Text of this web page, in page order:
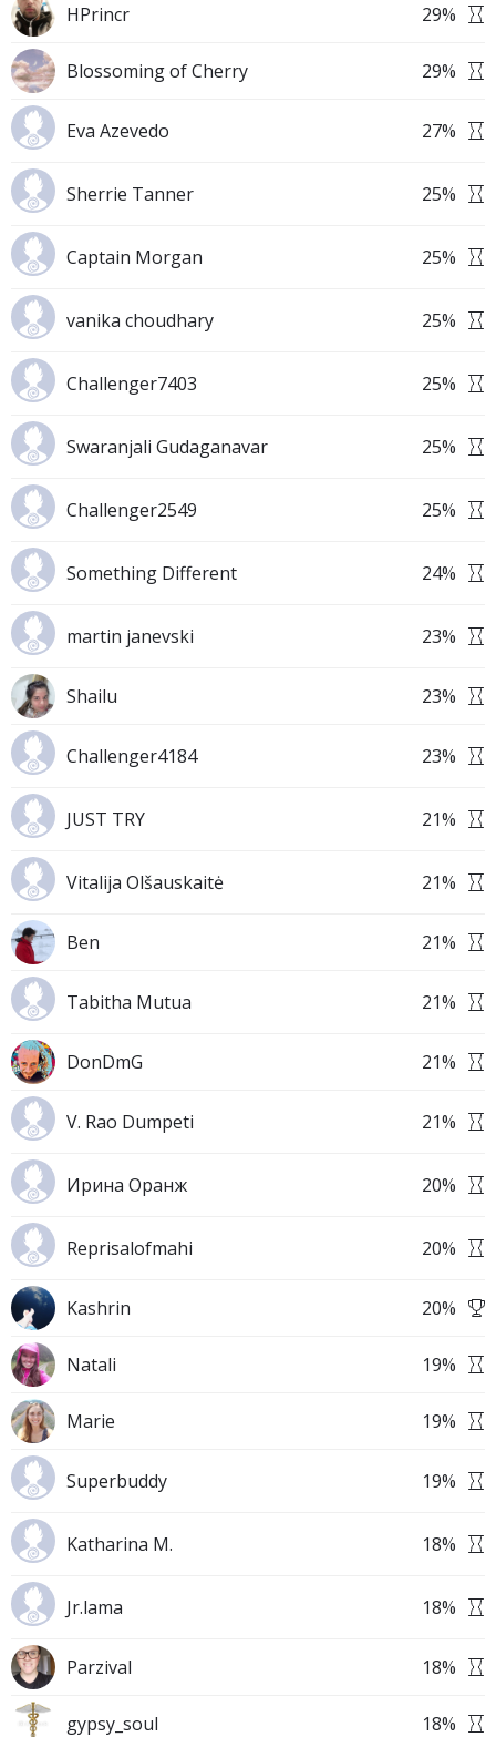
HPrincr 29%
Blossoming of Cherry 29%
Eva Azevedo 27%
Sherrie Tanner 25%
Captain Morgan 25%
vanika choudhary 25%
Challenger7403 25%
Swaranjali Gudaganavar 25%
Challenger2549 25%
Something Different 24%
martin janevski 23%
Shailu 23%
Challenger4184 23%
JUST TRY 21%
Vitalija Olšauskaitė 21%
Ben 21%
Tabitha Mutua 21%
DonDmG 21%
V. Rao Dumpeti 21%
Ирина Оранж 20%
Reprisalofmahi 20%
Kashrin 20%
Natali 19%
Marie 19%
Superbuddy 19%
Katharina M. 18%
Jr.lama 18%
Parzival 18%
gypsy_soul 18%